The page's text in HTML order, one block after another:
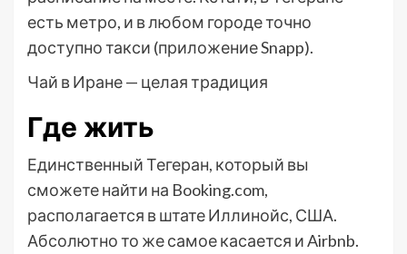
есть метро, и в любом городе точно
доступно такси (приложение Snapp).
Чай в Иране — целая традиция
Где жить
Единственный Тегеран, который вы
сможете найти на Booking.com,
располагается в штате Иллинойс, США.
Абсолютно то же самое касается и Airbnb.